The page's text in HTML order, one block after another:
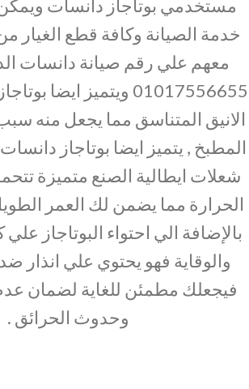
مستخدمي بوتاجاز دانسات
خدمة الصيانة وكافة قطع الغيار
معهم علي رقم صيانة دانسات
01017556655 ويتميز
الانيق المتناسق مما يجعل منه
المطبخ , يتميز ايضا بوتاجاز
شعلات ايطالية الصنع متميزة
الحرارة مما يضمن لك العمر الطويل
بالإضافة الي احتواء البوتاجاز
والوقاية فهو يحتوي علي انذار
فيجعلك مطمئن للغاية لضمان
وحدوث الحرائق .